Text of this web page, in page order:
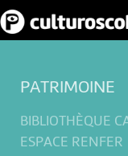
PATRIMOINE
BIBLIOTHÈQUE
ESPACE RENFER